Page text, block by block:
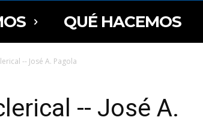
QUÉ HACEMOS
-- José A. Pagola
-- José A.